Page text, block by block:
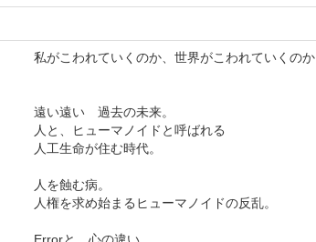
私がこわれていくのか、世界がこわれていくのか
遠い遠い 過去の未来。
人と、ヒューマノイドと呼ばれる
人工生命が住む時代。
人を蝕む病。
人権を求め始まるヒューマノイドの反乱。
Errorと 心の違い